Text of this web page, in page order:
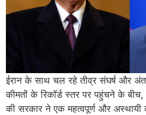
ईरान के साथ चल रहे तीव्र संघर्ष और
कीमतों के रिकॉर्ड स्तर पर पहुंचने के बीच,
की सरकार ने एक महत्वपूर्ण और